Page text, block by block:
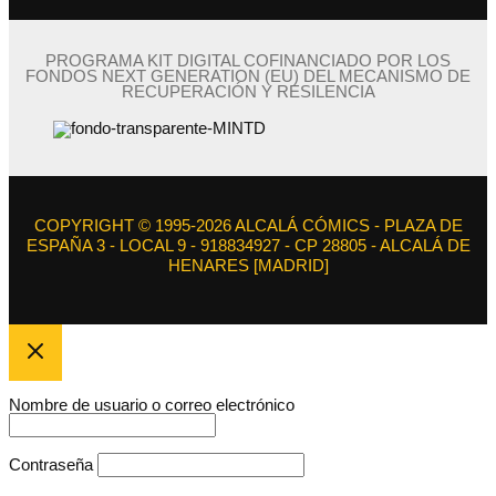
PROGRAMA KIT DIGITAL COFINANCIADO POR LOS
FONDOS NEXT GENERATION (EU) DEL MECANISMO DE
RECUPERACIÓN Y RESILENCIA
COPYRIGHT © 1995-2026 ALCALÁ CÓMICS - PLAZA DE
ESPAÑA 3 - LOCAL 9 - 918834927 - CP 28805 - ALCALÁ DE
HENARES [MADRID]
Nombre de usuario o correo electrónico
Contraseña